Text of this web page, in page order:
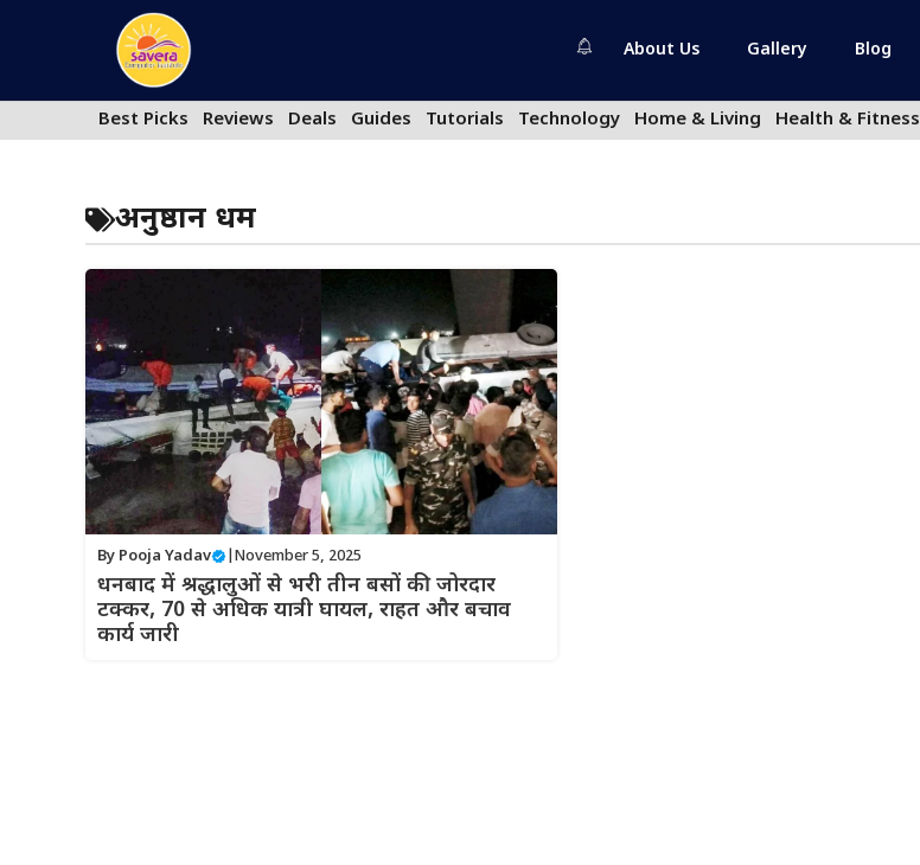
About Us Gallery Blog
Best Picks Reviews Deals Guides Tutorials Technology Home & Living Health & Fitness
अनुष्ठान धर्म
By Pooja Yadav November 5, 2025
धनबाद में श्रद्धालुओं से भरी तीन बसों की जोरदार
टक्कर, 70 से अधिक यात्री घायल, राहत और बचाव
कार्य जारी